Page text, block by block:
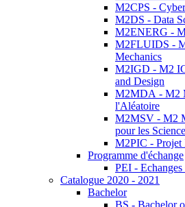
M2CPS -
M2DS - Data
M2ENERG -
M2FLUIDS -
Mechanics
M2IGD - M2
and Design
M2MDA - M2
l'Aléatoire
M2MSV - M2
pour les
M2PIC - Projet
Programme d'échange
PEI -
Catalogue 2020 - 2021
Bachelor
BS - Bachelor